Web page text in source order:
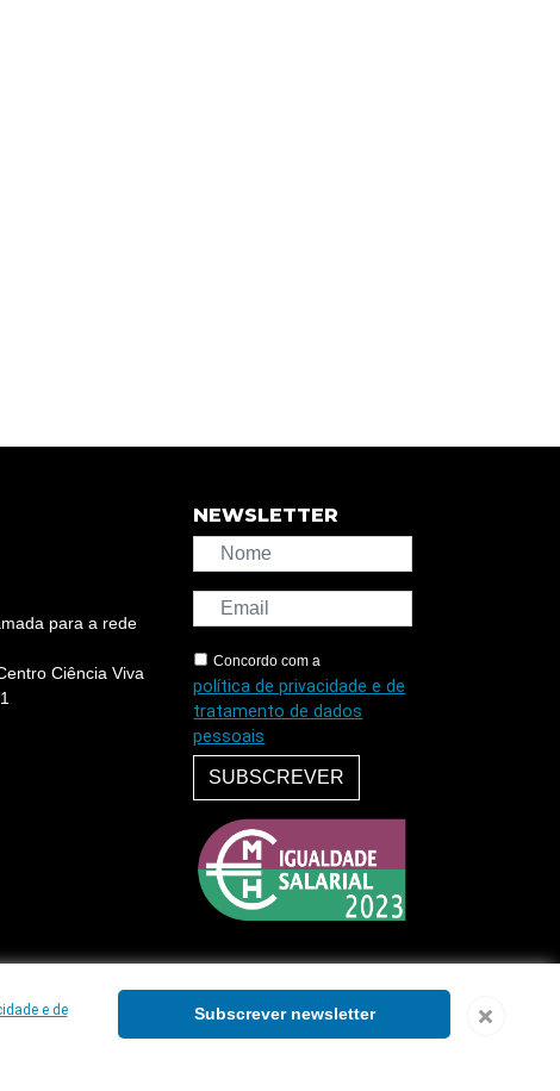
para a rede
Ciência Viva
NEWSLETTER
Concordo com a
política de privacidade e de
tratamento de dados
pessoais
SUBSCREVER
e de
Subscrever newsletter